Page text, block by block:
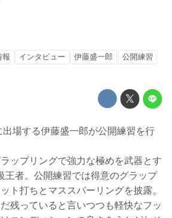
報 インタビュー 伊藤盛一郎
公開練習
出場する伊藤盛一郎が公開練習を行
ップリングで強力な極めを武器とす
王者。公開練習では得意のグラップ
ト打ちとマススパーリングを披露。
残っていると言いつつも軽快なフッ